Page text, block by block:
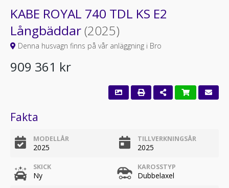
KABE ROYAL 740 TDL KS E2
Långbäddar(2025)
Denna husvagn finns på vår anläggning i Bro
909 361 kr
Fakta
MODELLÅR
2025
TILLVERKNINGSÅR
2025
SKICK
Ny
KAROSSTYP
Dubbelaxel